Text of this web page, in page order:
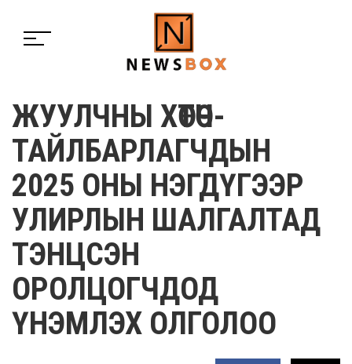
ЖУУЛЧНЫ ХӨТӨЧ-
ТАЙЛБАРЛАГЧДЫН
2025 ОНЫ НЭГДҮГЭЭР
УЛИРЛЫН ШАЛГАЛТАД
ТЭНЦСЭН
ОРОЛЦОГЧДОД
ҮНЭМЛЭХ ОЛГОЛОО